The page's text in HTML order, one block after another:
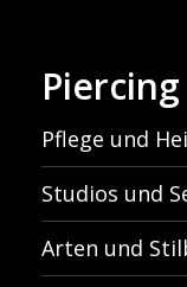
Pflege und
Studios und
Arten und